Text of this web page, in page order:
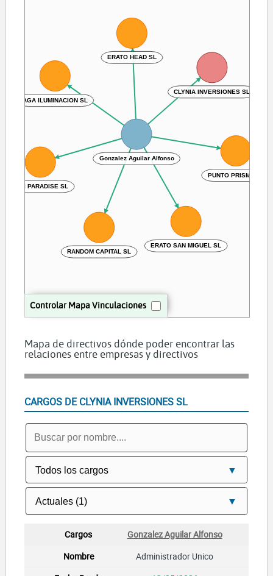
Controlar Mapa Vinculaciones
CLYNIA INVERSIONES SL
Gonzalez Aguilar Alfonso
ERATO HEAD SL
ERATO SAN MIGUEL SL
KIWI PARADISE SL
PUNTO PRISMA SL
RANDOM CAPITAL SL
AGA ILUMINACION SL
Mapa de directivos dónde poder encontrar las
relaciones entre empresas y directivos
CARGOS DE CLYNIA INVERSIONES SL
Gonzalez Aguilar Alfonso
Administrador Unico